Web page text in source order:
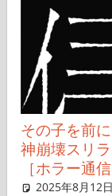
その子を前
神崩壊スリ
［ホラー通信
2025年8月12日